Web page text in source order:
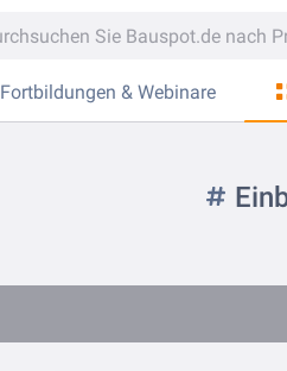
Fortbildungen & Webinare